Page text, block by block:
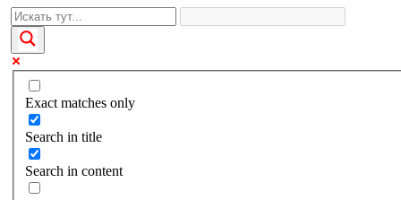
Exact matches only
Search in title
Search in content